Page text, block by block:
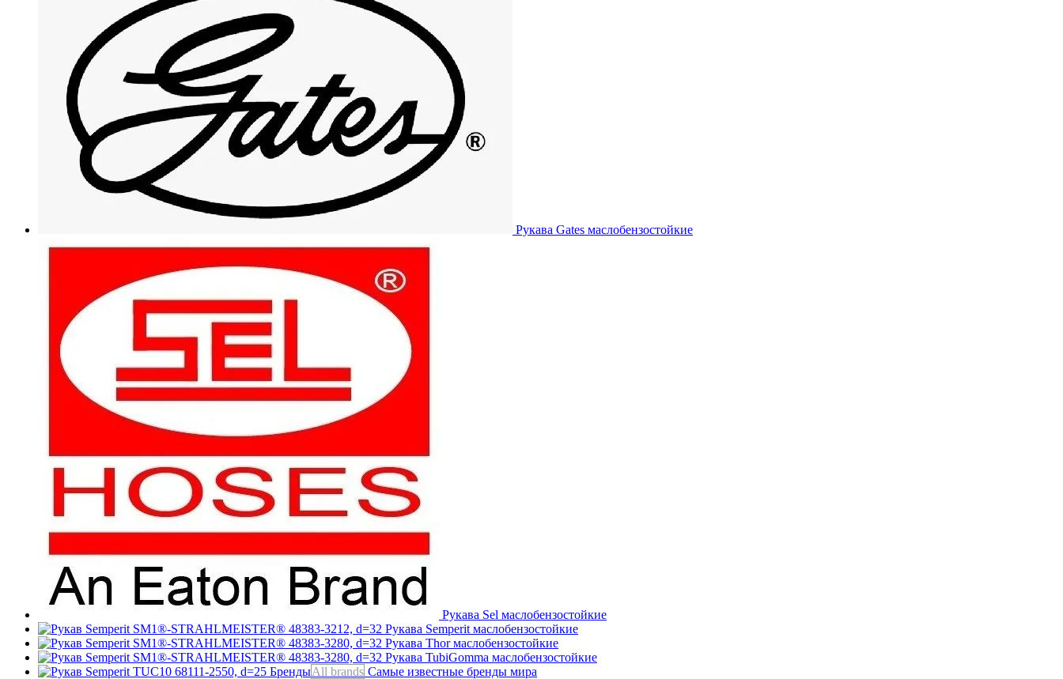
Рукава Gates маслобензостойкие
Рукава Sel маслобензостойкие
Рукава Semperit маслобензостойкие
Рукава Thorмаслобензостойкие
Рукава TubiGomma маслобензостойкие
БрендыAll brands Самые известные бренды мира